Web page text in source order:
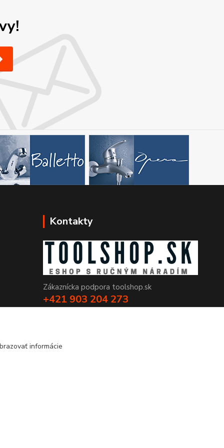
Kontakty
Zákaznícka podpora toolshop.sk
+421 903 204 273
informácie